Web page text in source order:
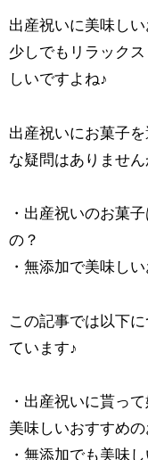
出産祝いに美味しい
少しでもリラック
しいですよね♪
出産祝いにお菓子
な疑問はありません
・出産祝いのお菓
の？
・無添加で美味し
この記事では以下
ています♪
・出産祝いに貰っ
美味しいおすすめ
・無添加でも美味